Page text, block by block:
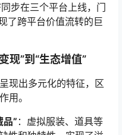
步在三个平台上线，门
了跨平台价值流转的巨
现”到“生态增值”
现出多元化的特征，区
用。
” ：虚拟服装、道具等